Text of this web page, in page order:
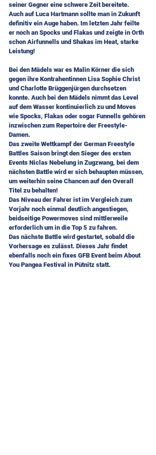
seiner Gegner eine schwere Zeit bereitete.
Auch auf Luca Hartmann sollte man in Zukunft
definitiv ein Auge haben. Im letzten Jahr feilte
er noch an Spocks und Flakas und zeigte in Orth
schon Airfunnells und Shakas im Heat, starke
Leistung!
Bei den Mädels war es Malin Körner die sich
gegen ihre Kontrahentinnen Lisa Sophie Christ
und Charlotte Brüggenjürgen durchsetzen
konnte. Auch bei den Mädels nimmt das Level
auf dem Wasser kontinuierlich zu und Moves
wie Spocks, Flakas oder sogar Funnells gehören
inzwischen zum Repertoire der Freestyle-
Damen.
Das zweite Wettkampf der German Freestyle
Battles Saison bringt den Sieger des ersten
Events Niclas Nebelung in Zugzwang, bei dem
nächsten Battle wird er sich behaupten müssen,
um weiterhin seine Chancen auf den Overall
Titel zu behalten!
Das Niveau der Fahrer ist im Vergleich zum
Vorjahr noch einmal deutlich angestiegen,
beidseitige Powermoves sind mittlerweile
erforderlich um in die Top 5 zu fahren.
Das nächste Battle wird gestartet, sobald die
Vorhersage es zulässt. Dieses Jahr findet
ebenfalls noch ein fixes GFB Event beim About
You Pangea Festival in Pütnitz statt.